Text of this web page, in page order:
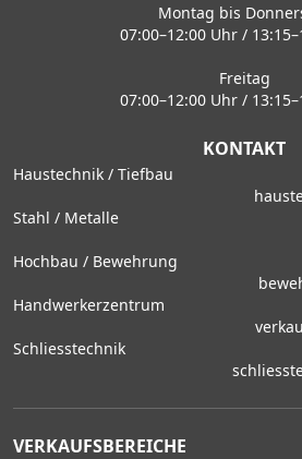
Montag bis
07:00–12:00 Uhr /
Freitag
07:00–12:00 Uhr /
KONTAKT
Haustechnik / Tiefbau
Stahl / Metalle
Hochbau / Bewehrung
Handwerkerzentrum
Schliesstechnik
VERKAUFSBEREICHE